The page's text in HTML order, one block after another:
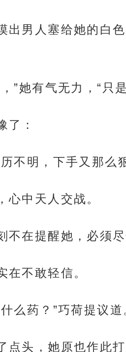
出男人塞给她的白
”她有气无力，“
了：
不明，下手又那
心中天人交战。
不在提醒她，必须
不敢轻信。
么药？”巧荷提议道
点头，她原也作此打